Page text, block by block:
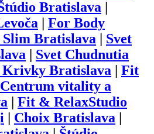
Bratislava
For Body
Slim Bratislava
Svet
Svet Chudnutia
Krivky Bratislava
Fit
Centrum vitality a
Fit & RelaxStudio
Choix Bratislava